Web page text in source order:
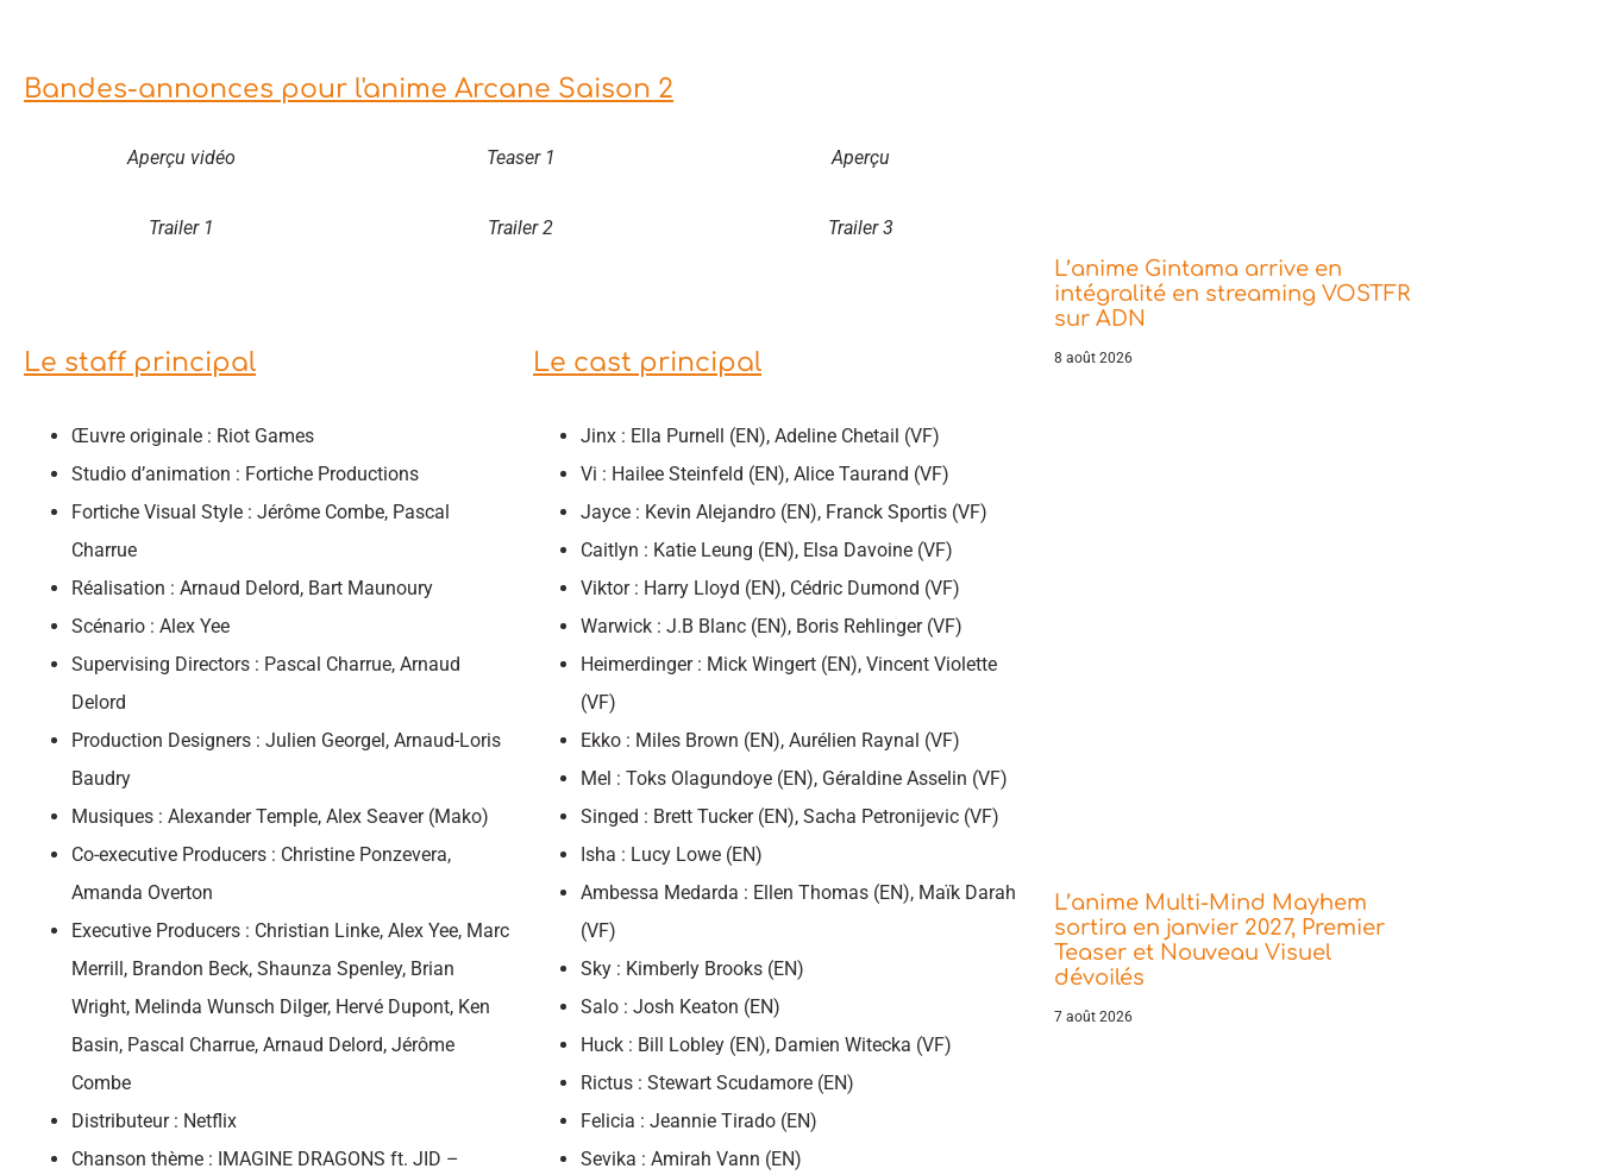
Bandes-annonces pour l'anime Arcane Saison 2
Aperçu vidéo Teaser 1 Aperçu
Trailer 1 Trailer 2 Trailer 3
Le staff principal
Œuvre originale : Riot Games
Studio d’animation : Fortiche Productions
Fortiche Visual Style : Jérôme Combe, Pascal
Charrue
Réalisation : Arnaud Delord, Bart Maunoury
Scénario : Alex Yee
Supervising Directors : Pascal Charrue, Arnaud
Delord
Production Designers : Julien Georgel, Arnaud-Loris
Baudry
Musiques : Alexander Temple, Alex Seaver (Mako)
Co-executive Producers : Christine Ponzevera,
Amanda Overton
Executive Producers : Christian Linke, Alex Yee, Marc
Merrill, Brandon Beck, Shaunza Spenley, Brian
Wright, Melinda Wunsch Dilger, Hervé Dupont, Ken
Basin, Pascal Charrue, Arnaud Delord, Jérôme
Combe
Distributeur : Netflix
Chanson thème : IMAGINE DRAGONS ft. JID –
Le cast principal
Jinx : Ella Purnell (EN), Adeline Chetail (VF)
Vi : Hailee Steinfeld (EN), Alice Taurand (VF)
Jayce : Kevin Alejandro (EN), Franck Sportis (VF)
Caitlyn : Katie Leung (EN), Elsa Davoine (VF)
Viktor : Harry Lloyd (EN), Cédric Dumond (VF)
Warwick : J.B Blanc (EN), Boris Rehlinger (VF)
Heimerdinger : Mick Wingert (EN), Vincent Violette
(VF)
Ekko : Miles Brown (EN), Aurélien Raynal (VF)
Mel : Toks Olagundoye (EN), Géraldine Asselin (VF)
Singed : Brett Tucker (EN), Sacha Petronijevic (VF)
Isha : Lucy Lowe (EN)
Ambessa Medarda : Ellen Thomas (EN), Maïk Darah
(VF)
Sky : Kimberly Brooks (EN)
Salo : Josh Keaton (EN)
Huck : Bill Lobley (EN), Damien Witecka (VF)
Rictus : Stewart Scudamore (EN)
Felicia : Jeannie Tirado (EN)
Sevika : Amirah Vann (EN)
L’anime Gintama arrive en
intégralité en streaming VOSTFR
sur ADN
8 août 2026
L’anime Multi-Mind Mayhem
sortira en janvier 2027, Premier
Teaser et Nouveau Visuel
dévoilés
7 août 2026